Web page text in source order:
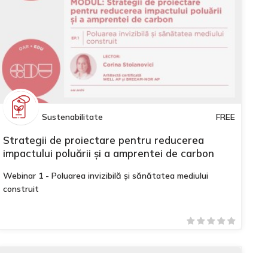
Sustenabilitate FREE
Strategii de proiectare pentru reducerea
impactului poluării și a amprentei de carbon
Webinar 1 - Poluarea invizibilă și sănătatea mediului
construit